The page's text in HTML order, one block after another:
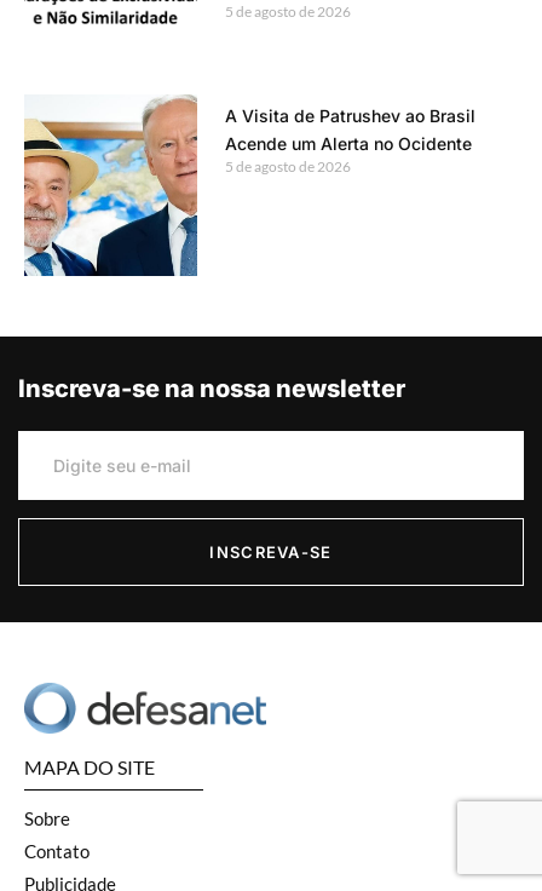
5 de agosto de 2026
A Visita de Patrushev ao Brasil
Acende um Alerta no Ocidente
5 de agosto de 2026
Inscreva-se na nossa newsletter
INSCREVA-SE
MAPA DO SITE
Sobre
Contato
Publicidade